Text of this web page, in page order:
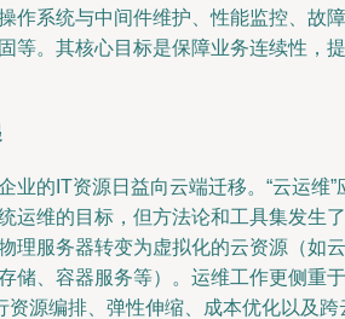
作系统与中间件维护、性能监控、故障
等。其核心目标是保障业务连续性，提
业的IT资源日益向云端迁移。“云运维”
运维的目标，但方法论和工具集发生了
理服务器转变为虚拟化的云资源（如云
储、容器服务等）。运维工作更侧重于
资源编排、弹性伸缩、成本优化以及跨